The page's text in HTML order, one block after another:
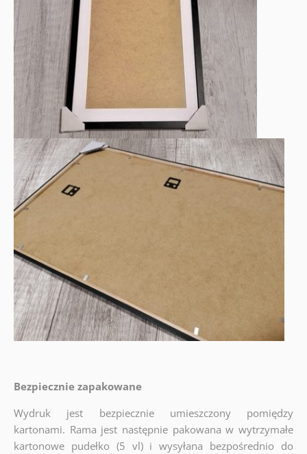
Bezpiecznie zapakowane
Wydruk jest bezpiecznie umieszczony pomiędzy
kartonami. Rama jest następnie pakowana w wytrzymałe
kartonowe pudełko (5 vl) i wysyłana bezpośrednio do